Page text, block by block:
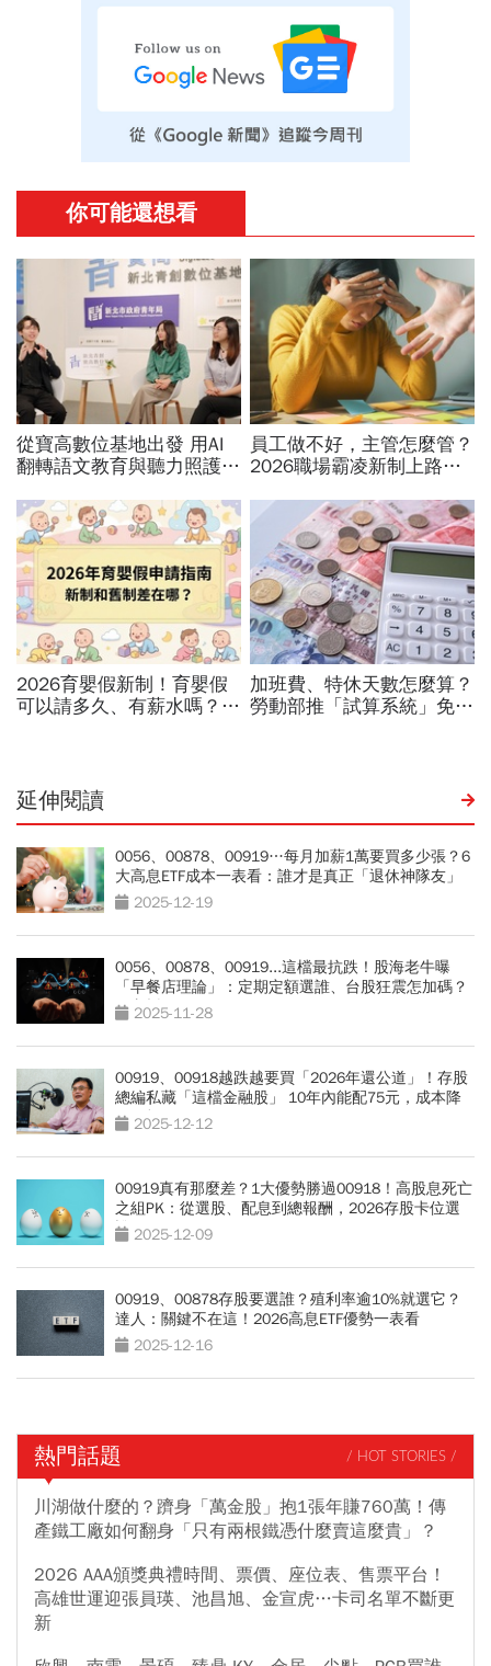
延伸閱讀
0056、00878、00919…每月加薪1萬要買多少張？6
大高息ETF成本一表看：誰才是真正「退休神隊友」
2025-12-19
0056、00878、00919...這檔最抗跌！股海老牛曝
「早餐店理論」：定期定額選誰、台股狂震怎加碼？
一文拆解
2025-11-28
00919、00918越跌越要買「2026年還公道」！存股
總編私藏「這檔金融股」 10年內能配75元，成本降
至銅板價
2025-12-12
00919真有那麼差？1大優勢勝過00918！高股息死亡
之組PK：從選股、配息到總報酬，2026存股卡位選
誰好？
2025-12-09
00919、00878存股要選誰？殖利率逾10%就選它？
達人：關鍵不在這！2026高息ETF優勢一表看
2025-12-16
熱門話題 / HOT STORIES /
川湖做什麼的？躋身「萬金股」抱1張年賺760萬！傳
產鐵工廠如何翻身「只有兩根鐵憑什麼賣這麼貴」？
2026 AAA頒獎典禮時間、票價、座位表、售票平台！
高雄世運迎張員瑛、池昌旭、金宣虎…卡司名單不斷更
新